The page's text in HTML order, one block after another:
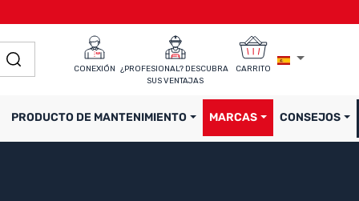
CONEXIÓN
¿PROFESIONAL? DESCUBRA
SUS VENTAJAS
CARRITO
PRODUCTO DE MANTENIMIENTO MARCAS CONSEJOS